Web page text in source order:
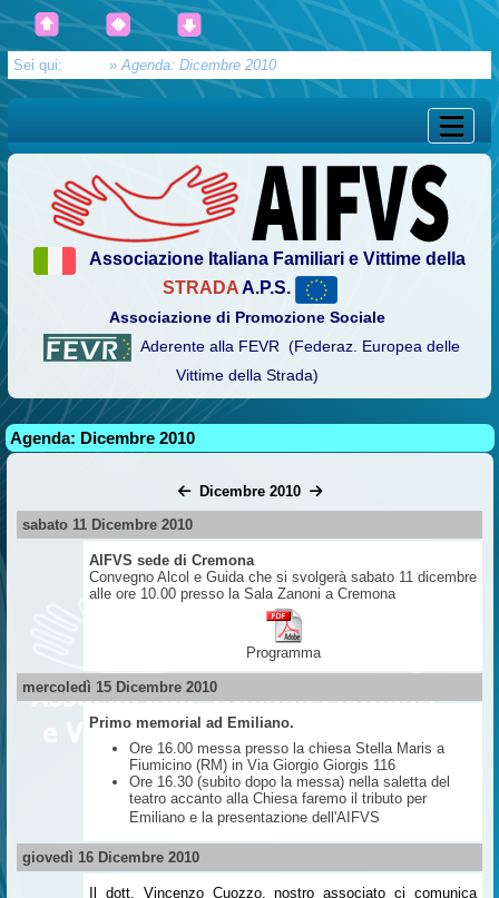
Sei qui: »Agenda: Dicembre 2010
Associazione Italiana Familiari e Vittime della
STRADAA.P.S.
Associazione di Promozione Sociale
Aderente alla FEVR (Federaz. Europea delle
Vittime della Strada)
Agenda: Dicembre 2010
Dicembre 2010
sabato 11 Dicembre 2010
AIFVS sede di Cremona
Convegno Alcol e Guida che si svolgerà sabato 11 dicembre
alle ore 10.00 presso la Sala Zanoni a Cremona
Programma
mercoledì 15 Dicembre 2010
Primo memorial ad Emiliano.
Ore 16.00 messa presso la chiesa Stella Maris a
Fiumicino (RM) in Via Giorgio Giorgis 116
Ore 16.30 (subito dopo la messa) nella saletta del
teatro accanto alla Chiesa faremo il tributo per
Emiliano e la presentazione dell'AIFVS
giovedì 16 Dicembre 2010
Il dott. Vincenzo Cuozzo, nostro associato ci comunica